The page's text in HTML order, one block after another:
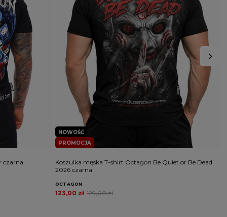
czarna
PROMOCJA
NOWOŚĆ
Koszulka męska T-shirt Octagon Be Quiet or Be Dead
2026 czarna
OCTAGON
129,00 zł
123,00 zł